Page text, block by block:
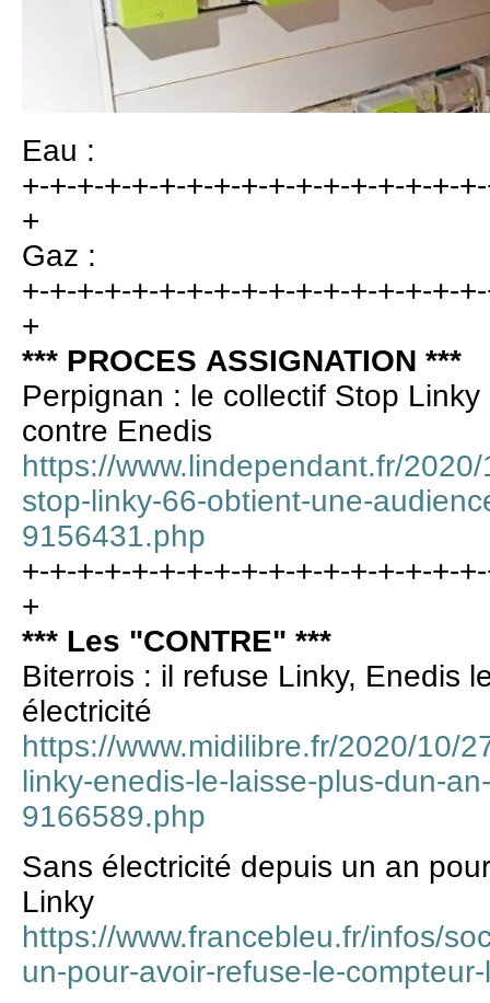
Eau :
+-+-+-+-+-+-+-+-+-+-+-+-+-+-+-+-
+
Gaz :
+-+-+-+-+-+-+-+-+-+-+-+-+-+-+-+-
+
*** PROCES ASSIGNATION ***
Perpignan : le collectif Stop
contre Enedis
https://www.lindependant.fr/
stop-linky-66-obtient-une-
9156431.php
+-+-+-+-+-+-+-+-+-+-+-+-+-+-+-+-
+
*** Les "CONTRE" ***
Biterrois : il refuse Linky, Enedis
électricité
https://www.midilibre.fr/2020/10/
linky-enedis-le-laisse-plus-dun-
9166589.php
Sans électricité depuis un an
Linky
https://www.francebleu.fr/infos/
un-pour-avoir-refuse-le-